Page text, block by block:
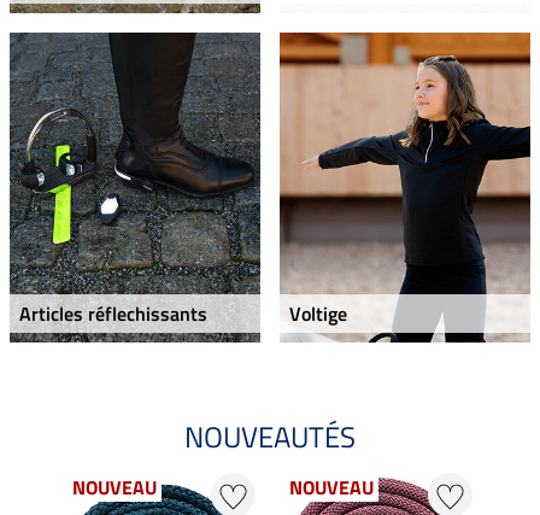
Articles réflechissants Voltige
NOUVEAUTÉS
NOUVEAU NOUVEAU